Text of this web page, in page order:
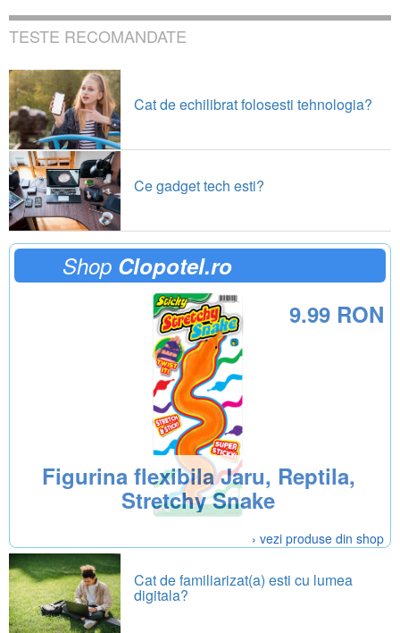
TESTE RECOMANDATE
Cat de echilibrat folosesti tehnologia?
Ce gadget tech esti?
Shop Clopotel.ro
Figurina flexibila Jaru, Reptila,
Stretchy Snake
9.99 RON
› vezi produse din shop
Cat de familiarizat(a) esti cu lumea
digitala?